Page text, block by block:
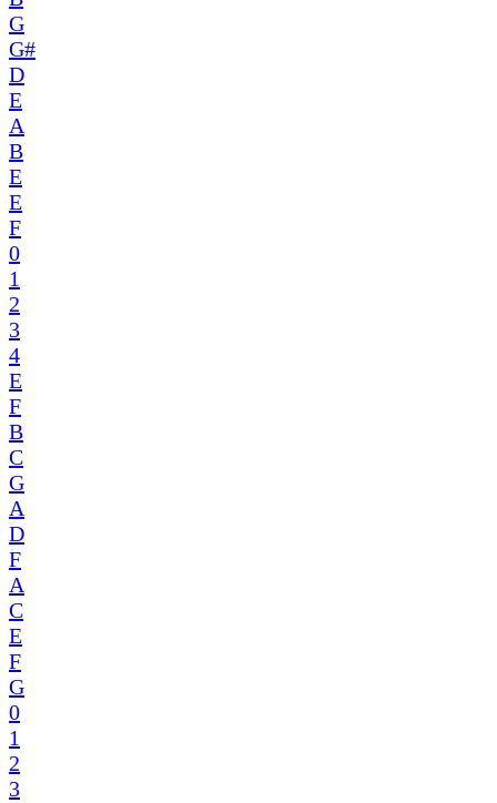
G
G#
D
E
A
B
E
E
F
0
1
2
3
4
E
F
B
C
G
A
D
F
A
C
E
F
G
0
1
2
3